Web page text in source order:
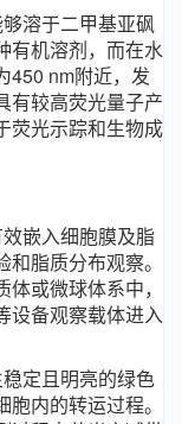
溶于二甲基亚砜
有机溶剂，而在水
450 nm附近，发
有较高荧光量子产
荧光示踪和生物成
嵌入细胞膜及脂
脂质分布观察。
或微球体系中，
设备观察载体进入
定且明亮的绿色
内的转运过程。